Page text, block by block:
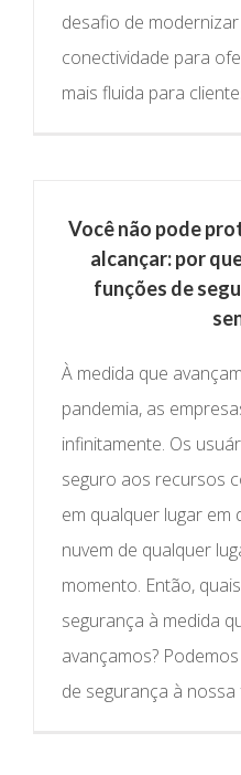
desafio de
conectividade para
mais fluida para
Você não pode
alcançar: por
funções de
À medida que
pandemia, as
infinitamente. Os
seguro aos recursos
em qualquer lugar em
nuvem de qualquer
momento. Então,
segurança à medida
avançamos?
de segurança à nossa